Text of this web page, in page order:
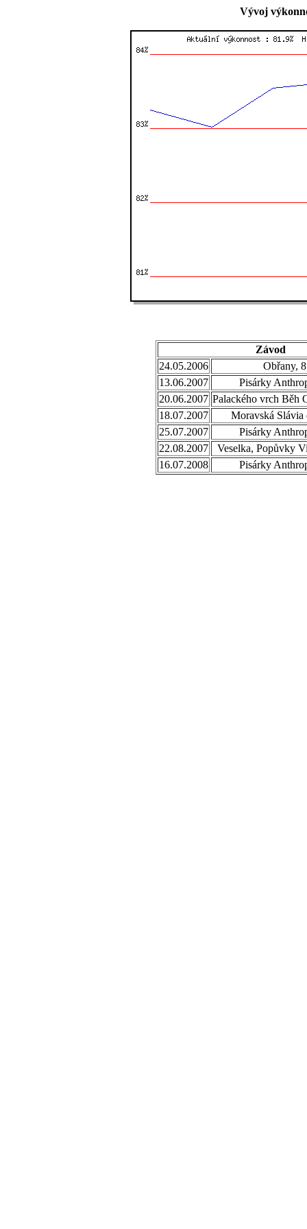
Vývoj
Závod
24.05.2006
Obřany,
13.06.2007
Pisárky
20.06.2007 Palackého vrch Běh
18.07.2007
Moravská Slávia
25.07.2007
Pisárky
22.08.2007
Veselka, Popůvky
16.07.2008
Pisárky